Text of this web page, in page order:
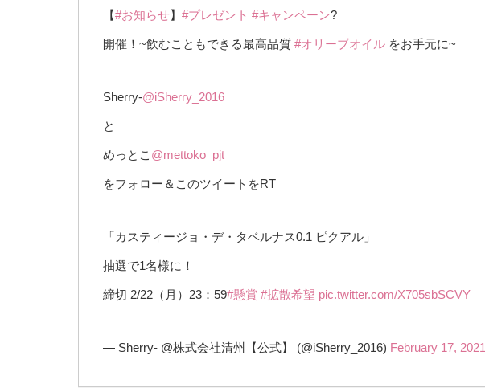
【#お知らせ】 #プレゼント #キャンペーン?
開催！~飲むこともできる最高品質 #オリーブオイル をお手元に~
Sherry-@iSherry_2016
と
めっとこ @mettoko_pjt
をフォロー＆このツイートをRT
「カスティージョ・デ・タベルナス0.1 ピクアル」
抽選で1名様に！
締切 2/22（月）23：59#懸賞 #拡散希望 pic.twitter.com/X705sbSCVY
— Sherry- @株式会社清州【公式】 (@iSherry_2016) February 17, 2021